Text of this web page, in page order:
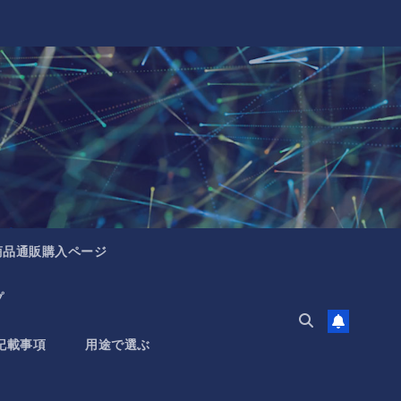
通販購入ページ
載事項 用途で選ぶ